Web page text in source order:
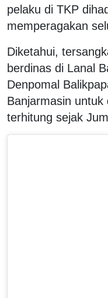
pelaku di TKP
memperagakan
Diketahui,
berdinas di Lanal
Denpomal
Banjarmasin untuk
terhitung sejak